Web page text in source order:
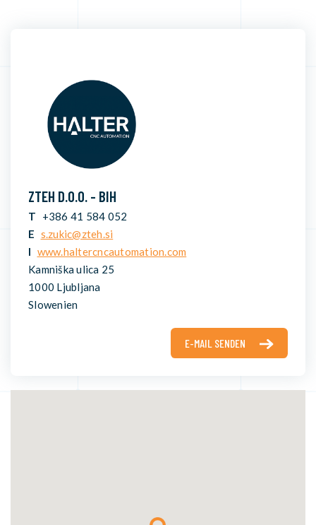
ZTEH D.O.O. - BIH
T
+386 41 584 052
E s.zukic@zteh.si
I www.haltercncautomation.com
Kamniška ulica 25
1000 Ljubljana
Slowenien
E-MAIL SENDEN